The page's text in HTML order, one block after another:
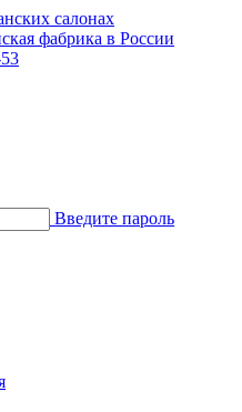
салонах
фабрика в России
Введите пароль